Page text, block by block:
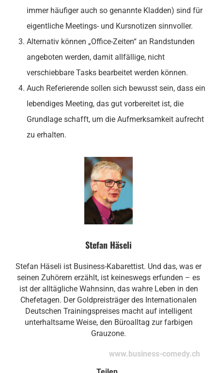
immer häufiger auch so genannte Kladden) sind für
eigentliche Meetings- und Kursnotizen sinnvoller.
Alternativ können „Office-Zeiten“ an Randstunden
angeboten werden, damit allfällige, nicht
verschiebbare Tasks bearbeitet werden können.
Auch Referierende sollen sich bewusst sein, dass ein
lebendiges Meeting, das gut vorbereitet ist, die
Grundlage schafft, um die Aufmerksamkeit aufrecht
zu erhalten.
Stefan Häseli
Stefan Häseli ist Business-Kabarettist. Und das, was er
seinen Zuhörern erzählt, ist keineswegs erfunden – es
ist der alltägliche Wahnsinn, das wahre Leben in den
Chefetagen. Der Goldpreisträger des Internationalen
Deutschen Trainingspreises macht auf intelligent
unterhaltsame Weise, den Büroalltag zur farbigen
Grauzone.
www.business-comedy.ch